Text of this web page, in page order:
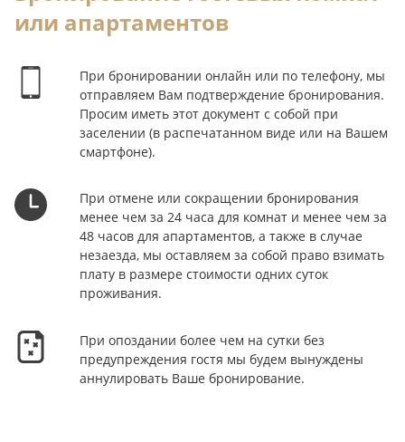
или апартаментов
При бронировании онлайн или по телефону, мы
отправляем Вам подтверждение бронирования.
Просим иметь этот документ с собой при
заселении (в распечатанном виде или на Вашем
смартфоне).
При отмене или сокращении бронирования
менее чем за 24 часа для комнат и менее чем за
48 часов для апартаментов, а также в случае
незаезда, мы оставляем за собой право взимать
плату в размере стоимости одних суток
проживания.
При опоздании более чем на сутки без
предупреждения гостя мы будем вынуждены
аннулировать Ваше бронирование.